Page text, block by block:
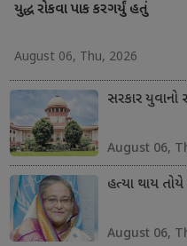
યુદ્ધ રોકવા પાક કરગર્યું હતું
August 06, Thu, 2026
સરકાર
August 06,
હત્યા થાય
August 06,